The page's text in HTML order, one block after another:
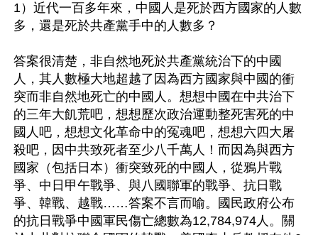
1）近代一百多年來，中國人是死於西方國家的人數
多，還是死於共產黨手中的人數多？
答案很清楚，非自然地死於共產黨統治下的中國
人，其人數極大地超越了因為西方國家與中國的衝
突而非自然地死亡的中國人。想想中國在中共治下
的三年大飢荒吧，想想歷次政治運動整死害死的中
國人吧，想想文化革命中的冤魂吧，想想六四大屠
殺吧，因中共致死者至少八千萬人！而因為與西方
國家（包括日本）衝突致死的中國人，從鴉片戰
爭、中日甲午戰爭、與八國聯軍的戰爭、抗日戰
爭、韓戰、越戰……答案不言而喻。國民政府公布
的抗日戰爭中國軍民傷亡總數為12,784,974人。關